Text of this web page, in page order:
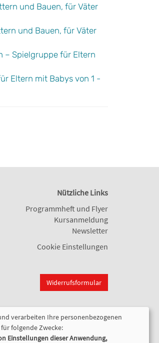
und Bauen, für Väter
und Bauen, für Väter
– Spielgruppe für Eltern
Eltern mit Babys von 1 -
Nützliche Links
Programmheft und Flyer
Kursanmeldung
Newsletter
Cookie Einstellungen
Widerrufsformular
verarbeiten Ihre personenbezogenen
folgende Zwecke:
Einstellungen dieser Anwendung,